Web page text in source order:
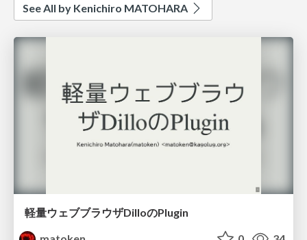
See All by Kenichiro MATOHARA
軽量ウェブブラウザDilloのPlugin